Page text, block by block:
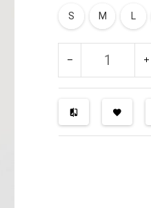
S M L